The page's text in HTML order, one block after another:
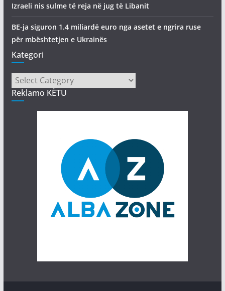
Izraeli nis sulme të reja në jug të Libanit
BE-ja siguron 1.4 miliardë euro nga asetet e ngrira ruse
për mbështetjen e Ukrainës
Kategori
Kategori
Reklamo KËTU